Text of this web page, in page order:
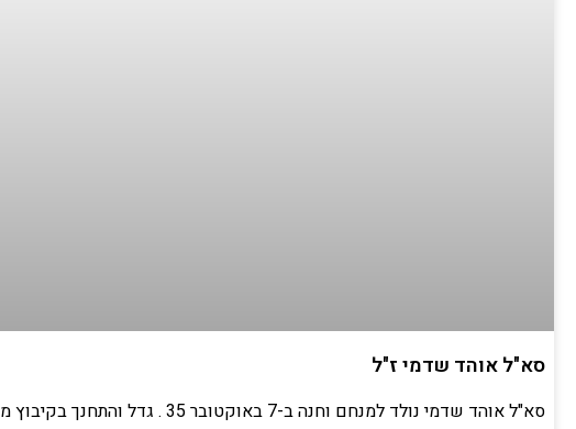
סא"ל אוהד שדמי ז"ל
סא"ל אוהד שדמי נולד למנחם וחנה ב-7 באוקטובר 35 . גדל והתחנך בקיבוץ מעברות, היה חניך בגדנ"ע אויר, דאה והגיע לטיסות סולו על פייפר בהרצליה.